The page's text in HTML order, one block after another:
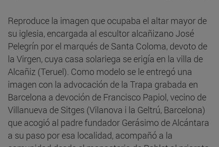
Reproduce la imagen que ocupaba el altar mayor de
su iglesia, encargada al escultor alcañizano José
Pelegrín por el marqués de Santa Coloma, devoto de
la Virgen, cuya casa solariega se erigía en la villa de
Alcañiz (Teruel). Como modelo se le entregó una
imagen con la advocación de la Trapa grabada en
Barcelona a devoción de Francisco Papiol, vecino de
Villanueva de Sitges (Vilanova i la Geltrú, Barcelona)
que acogió al padre fundador Gerásimo de Alcántara
a su paso por esa localidad, acompañó a la